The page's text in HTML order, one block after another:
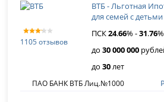
1105 отзывов
ВТБ - Льготная
для семей с детьми
ПСК24.66% -31.76%
до30 000 000
до30лет
ПАО БАНК ВТБ Лиц.№1000